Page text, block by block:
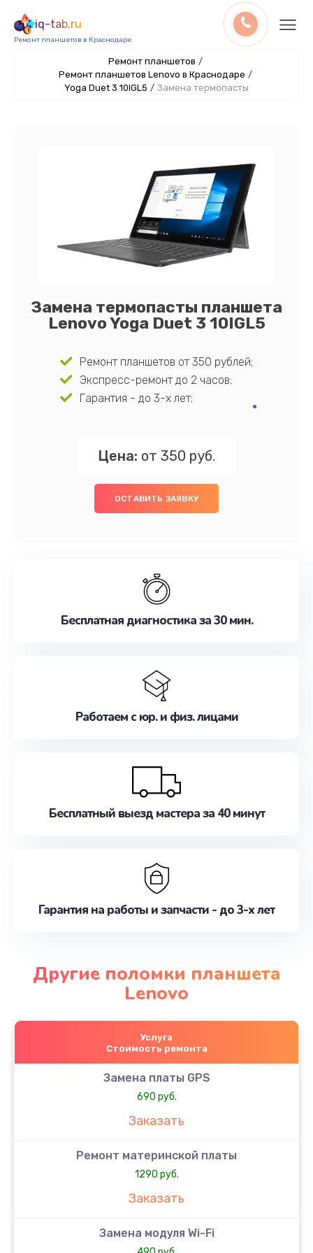
iq-tab.ru
Ремонт планшетов в Краснодаре
Ремонт планшетов /
Ремонт планшетов Lenovo в Краснодаре /
Yoga Duet 3 10IGL5 / Замена термопасты
Замена термопасты планшета
Lenovo Yoga Duet 3 10IGL5
Ремонт планшетов от 350 рублей;
Экспресс-ремонт до 2 часов;
Гарантия - до 3-х лет;
Цена: от 350 руб.
ОСТАВИТЬ ЗАЯВКУ
Бесплатная диагностика за 30 мин.
Работаем с юр. и физ. лицами
Бесплатный выезд мастера за 40 минут
Гарантия на работы и запчасти - до 3-х лет
Другие поломки планшета
Lenovo
Услуга
Стоимость ремонта
Замена платы GPS
690 руб.
Заказать
Ремонт материнской платы
1290 руб.
Заказать
Замена модуля Wi-Fi